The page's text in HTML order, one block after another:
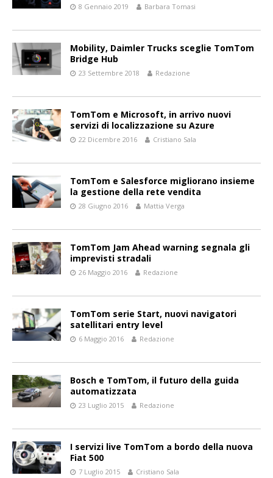
8 Gennaio 2019 Barbara Tomasi
Mobility, Daimler Trucks sceglie TomTom
Bridge Hub
23 Settembre 2018 Redazione
TomTom e Microsoft, in arrivo nuovi
servizi di localizzazione su Azure
22 Dicembre 2016 Cristiano Sala
TomTom e Salesforce migliorano insieme
la gestione della rete vendita
28 Giugno 2016 Mattia Verga
TomTom Jam Ahead warning segnala gli
imprevisti stradali
26 Maggio 2016 Redazione
TomTom serie Start, nuovi navigatori
satellitari entry level
6 Maggio 2016 Redazione
Bosch e TomTom, il futuro della guida
automatizzata
23 Luglio 2015 Redazione
I servizi live TomTom a bordo della nuova
Fiat 500
7 Luglio 2015 Cristiano Sala